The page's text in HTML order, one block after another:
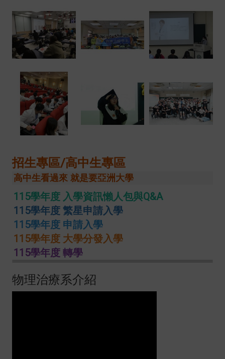
招生專區/高中生專區
高中生看過來 就是要亞洲大學
115學年度 入學資訊懶人包與Q&A
115學年度 繁星申請入學
115學年度 申請入學
115學年度 大學分發入學
115學年度 轉學
物理治療系介紹